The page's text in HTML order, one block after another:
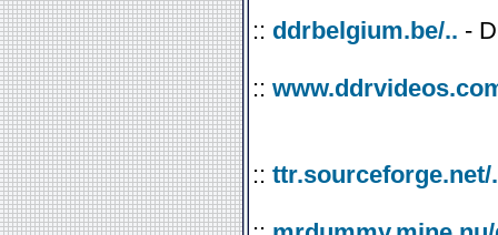
:: ddrbelgium.be/.. -
::
:: ttr.sourceforge.net/